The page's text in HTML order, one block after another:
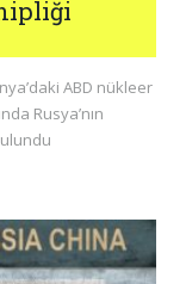
ABD nükleer
Rusya’nın